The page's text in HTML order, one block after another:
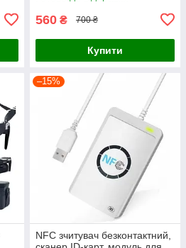
560 ₴ 700 ₴
Купити
–15%
NFC зчитувач безконтактний,